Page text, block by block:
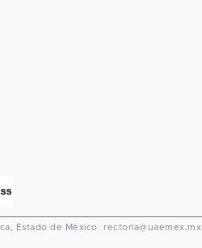
Estado de México. rectoria@uaemex.mx